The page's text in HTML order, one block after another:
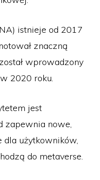
istnieje od 2017
znaczną
wprowadzony
2020 roku.
jest
zapewnia nowe,
użytkowników,
do metaverse.